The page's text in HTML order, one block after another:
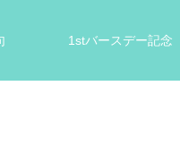
1stバースデー記念